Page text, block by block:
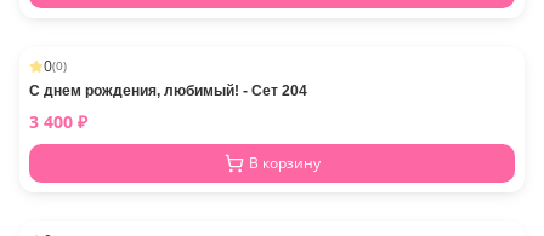
0(0)
С днем рождения, любимый! - Сет 204
3 400 ₽
В корзину